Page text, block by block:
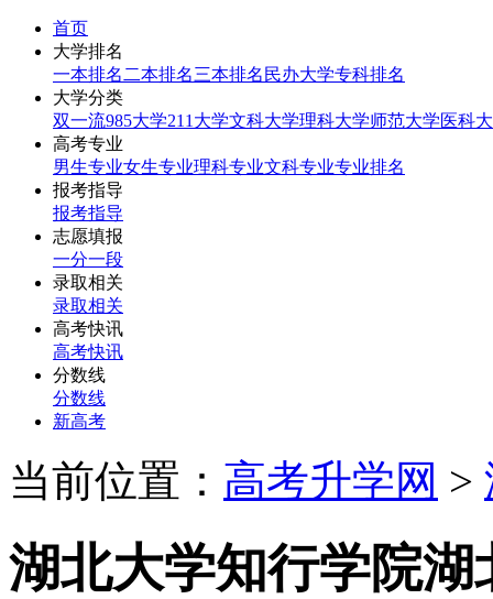
首页
大学排名
一本排名 二本排名三本排名 民办大学专科排名
大学分类
双一流985大学211大学文科大学理科大学师范大学医科
高考专业
男生专业女生专业理科专业文科专业专业排名
报考指导
报考指导
志愿填报
一分一段
录取相关
录取相关
高考快讯
高考快讯
分数线
分数线
新高考
当前位置： 高考升学网 >
湖北大学知行学院